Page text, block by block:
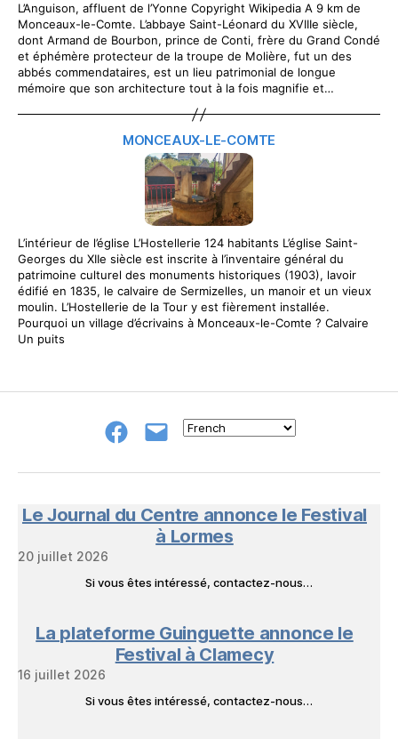
L’Anguison, affluent de l’Yonne Copyright Wikipedia A 9 km de
Monceaux-le-Comte. L’abbaye Saint-Léonard du XVIIIe siècle,
dont Armand de Bourbon, prince de Conti, frère du Grand Condé
et éphémère protecteur de la troupe de Molière, fut un des
abbés commendataires, est un lieu patrimonial de longue
mémoire que son architecture tout à la fois magnifie et…
MONCEAUX-LE-COMTE
L’intérieur de l’église L’Hostellerie 124 habitants L’église Saint-
Georges du XIIe siècle est inscrite à l’inventaire général du
patrimoine culturel des monuments historiques (1903), lavoir
édifié en 1835, le calvaire de Sermizelles, un manoir et un vieux
moulin. L’Hostellerie de la Tour y est fièrement installée.
Pourquoi un village d’écrivains à Monceaux-le-Comte ? Calvaire
Un puits
Groupe
NeL
E-
à
Livres
Le Journal du Centre annonce le Festival
à Lormes
20 juillet 2026
Si vous êtes intéressé, contactez-nous…
La plateforme Guinguette annonce le
Festival à Clamecy
16 juillet 2026
Si vous êtes intéressé, contactez-nous…